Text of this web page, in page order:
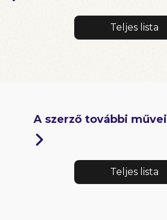
Teljes lista
A szerző további művei
Teljes lista